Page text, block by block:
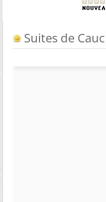
Suites de